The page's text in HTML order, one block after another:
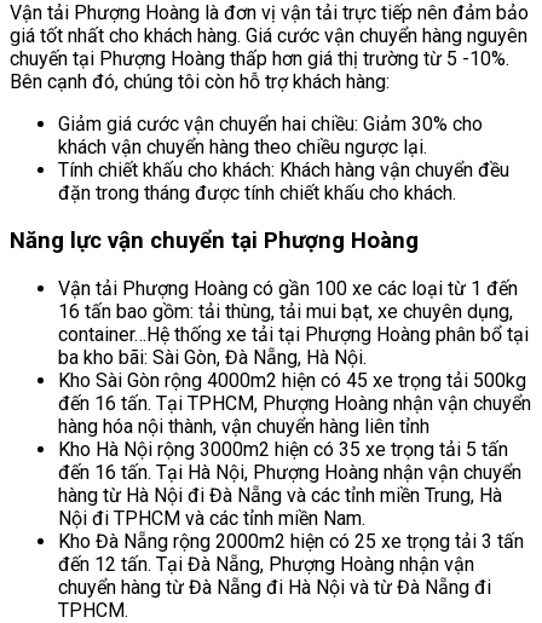
Vận tải Phượng Hoàng là đơn vị vận tải trực tiếp nên đảm bảo
giá tốt nhất cho khách hàng. Giá cước vận chuyển hàng nguyên
chuyến tại Phượng Hoàng thấp hơn giá thị trường từ 5 -10%.
Bên cạnh đó, chúng tôi còn hỗ trợ khách hàng:
Giảm giá cước vận chuyển hai chiều: Giảm 30% cho
khách vận chuyển hàng theo chiều ngược lại.
Tính chiết khấu cho khách: Khách hàng vận chuyển đều
đặn trong tháng được tính chiết khấu cho khách.
Năng lực vận chuyển tại Phượng Hoàng
Vận tải Phượng Hoàng có gần 100 xe các loại từ 1 đến
16 tấn bao gồm: tải thùng, tải mui bạt, xe chuyên dụng,
container…Hệ thống xe tải tại Phượng Hoàng phân bổ tại
ba kho bãi: Sài Gòn, Đà Nẵng, Hà Nội.
Kho Sài Gòn rộng 4000m2 hiện có 45 xe trọng tải 500kg
đến 16 tấn. Tại TPHCM, Phượng Hoàng nhận vận chuyển
hàng hóa nội thành, vận chuyển hàng liên tỉnh
Kho Hà Nội rộng 3000m2 hiện có 35 xe trọng tải 5 tấn
đến 16 tấn. Tại Hà Nội, Phượng Hoàng nhận vận chuyển
hàng từ Hà Nội đi Đà Nẵng và các tỉnh miền Trung, Hà
Nội đi TPHCM và các tỉnh miền Nam.
Kho Đà Nẵng rộng 2000m2 hiện có 25 xe trọng tải 3 tấn
đến 12 tấn. Tại Đà Nẵng, Phượng Hoàng nhận vận
chuyển hàng từ Đà Nẵng đi Hà Nội và từ Đà Nẵng đi
TPHCM.